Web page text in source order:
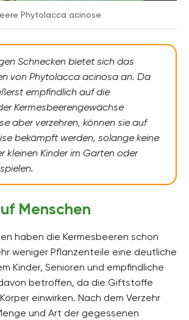
Phytolacca acinose
Schnecken bietet sich das
von Phytolacca acinosa an. Da
empfindlich auf die
Kermesbeerengewächse
aber verzehren, können sie auf
bekämpft werden, solange keine
kleinen Kinder im Garten oder
Menschen
haben die Kermesbeeren schon
weniger Pflanzenteile eine deutliche
Kinder, Senioren und empfindliche
betroffen, da die Giftstoffe
einwirken. Nach dem Verzehr
und Art der gegessenen